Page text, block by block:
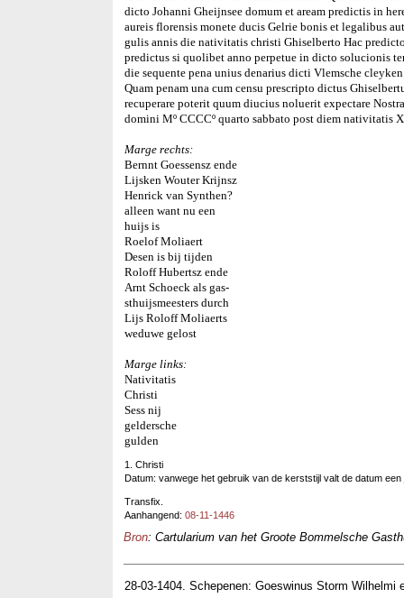
dicto Johanni Gheijnsee domum et aream predictis in
aureis florensis monete ducis Gelrie bonis et legalibus
gulis annis die nativitatis christi Ghiselberto Hac
predictus si quolibet anno perpetue in dicto solucionis
die sequente pena unius denarius dicti Vlemsche
Quam penam una cum censu prescripto dictus
recuperare poterit quum diucius noluerit expectare
domini Mº CCCCº quarto sabbato post diem nativitatis
Marge rechts:
Bernnt Goessensz ende
Lijsken Wouter Krijnsz
Henrick van Synthen?
alleen want nu een
huijs is
Roelof Moliaert
Desen is bij tijden
Roloff Hubertsz ende
Arnt Schoeck als gas-
sthuijsmeesters durch
Lijs Roloff Moliaerts
weduwe gelost
Marge links:
Nativitatis
Christi
Sess nij
geldersche
gulden
1. Christi
Datum: vanwege het gebruik van de kerststijl valt de datum
Transfix.
Aanhangend: 08-11-1446
Bron: Cartularium van het Groote Bommelsche
28-03-1404. Schepenen: Goeswinus Storm Wilhelmi